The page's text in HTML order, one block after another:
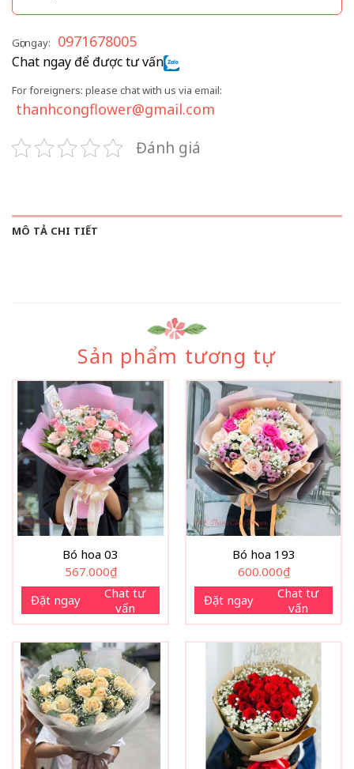
Gọi ngay: 0971678005
Chat ngay để được tư vấn
For foreigners: please chat with us via email:
thanhcongflower@gmail.com
Đánh giá
MÔ TẢ CHI TIẾT
Sản phẩm tương tự
Bó hoa 03
567.000₫
Đặt ngay
Chat tư
vấn
Bó hoa 193
600.000₫
Đặt ngay
Chat tư
vấn